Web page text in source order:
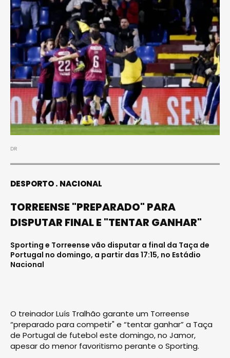
DR
DESPORTO NACIONAL
TORREENSE "PREPARADO" PARA
DISPUTAR FINAL E "TENTAR GANHAR"
Sporting e Torreense vão disputar a final da Taça de
Portugal no domingo, a partir das 17:15, no Estádio
Nacional
O treinador Luís Tralhão garante um Torreense
“preparado para competir" e “tentar ganhar” a Taça
de Portugal de futebol este domingo, no Jamor,
apesar do menor favoritismo perante o Sporting.